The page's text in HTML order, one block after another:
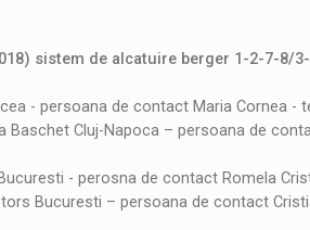
sistem de alcatuire berger 1-2-7-8/
- persoana de contact Maria Cornea -
Baschet Cluj-Napoca – persoana de
- perosna de contact Romela
Bucuresti – persoana de contact